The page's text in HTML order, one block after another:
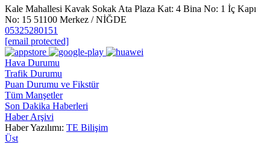
Kale Mahallesi Kavak Sokak Ata Plaza Kat: 4 Bina No: 1 İç Kapı
No: 15 51100 Merkez / NİĞDE
05325280151
[email protected]
Hava Durumu
Trafik Durumu
Puan Durumu ve Fikstür
Tüm Manşetler
Son Dakika Haberleri
Haber Arşivi
Haber Yazılımı: TE Bilişim
Üst